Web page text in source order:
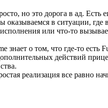
но это дорога в ад.
в ситуации, где в
или что-то
знает о том, что где-то
действий
реализация все равно